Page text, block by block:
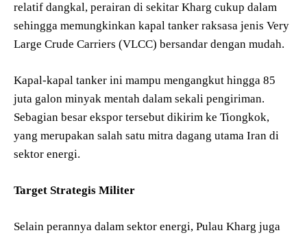
relatif dangkal, perairan di sekitar Kharg cukup dalam
sehingga memungkinkan kapal tanker raksasa jenis Very
Large Crude Carriers (VLCC) bersandar dengan mudah.
Kapal-kapal tanker ini mampu mengangkut hingga 85
juta galon minyak mentah dalam sekali pengiriman.
Sebagian besar ekspor tersebut dikirim ke Tiongkok,
yang merupakan salah satu mitra dagang utama Iran di
sektor energi.
Target Strategis Militer
Selain perannya dalam sektor energi, Pulau Kharg juga